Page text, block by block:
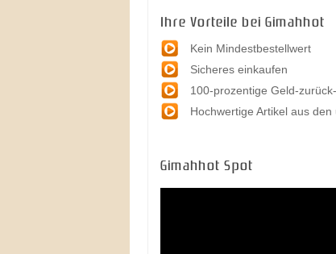
Ihre Vorteile bei Gimahhot
Kein Mindestbestellwert
Sicheres einkaufen
100-prozentige Geld-
Hochwertige Artikel aus
Gimahhot Spot